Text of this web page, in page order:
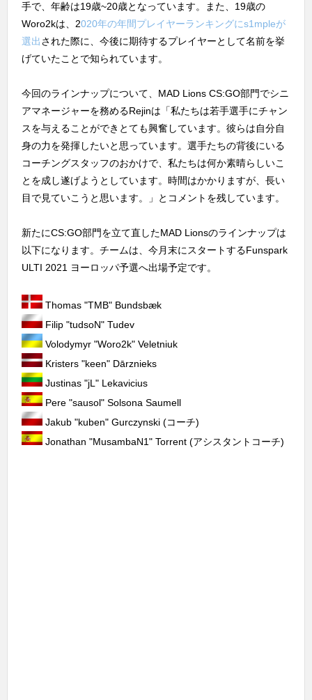
手で、年齢は19歳~20歳となっています。また、19歳の
Woro2kは、2020年の年間プレイヤーランキングにs1mpleが
選出された際に、今後に期待するプレイヤーとして名前を挙
げていたことで知られています。
今回のラインナップについて、MAD Lions CS:GO部門でシニ
アマネージャーを務めるRejinは「私たちは若手選手にチャン
スを与えることができとても興奮しています。彼らは自分自
身の力を発揮したいと思っています。選手たちの背後にいる
コーチングスタッフのおかけで、私たちは何か素晴らしいこ
とを成し遂げようとしています。時間はかかりますが、長い
目で見ていこうと思います。」とコメントを残しています。
新たにCS:GO部門を立て直したMAD Lionsのラインナップは
以下になります。チームは、今月末にスタートするFunspark
ULTI 2021 ヨーロッパ予選へ出場予定です。
Thomas "⁠TMB⁠" Bundsbæk
Filip "⁠tudsoN⁠" Tudev
Volodymyr "⁠Woro2k⁠" Veletniuk
Kristers "⁠keen⁠" Dārznieks
Justinas "⁠jL⁠" Lekavicius
Pere "⁠sausol⁠" Solsona Saumell
Jakub "⁠kuben⁠" Gurczynski (コーチ)
Jonathan "⁠MusambaN1⁠" Torrent (アシスタントコーチ)